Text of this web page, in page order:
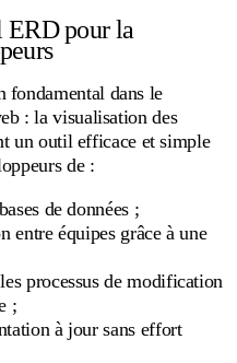
ERD pour la
fondamental dans le
: la visualisation des
un outil efficace et simple
de :
de données ;
entre équipes grâce à une
processus de modification
;
à jour sans effort